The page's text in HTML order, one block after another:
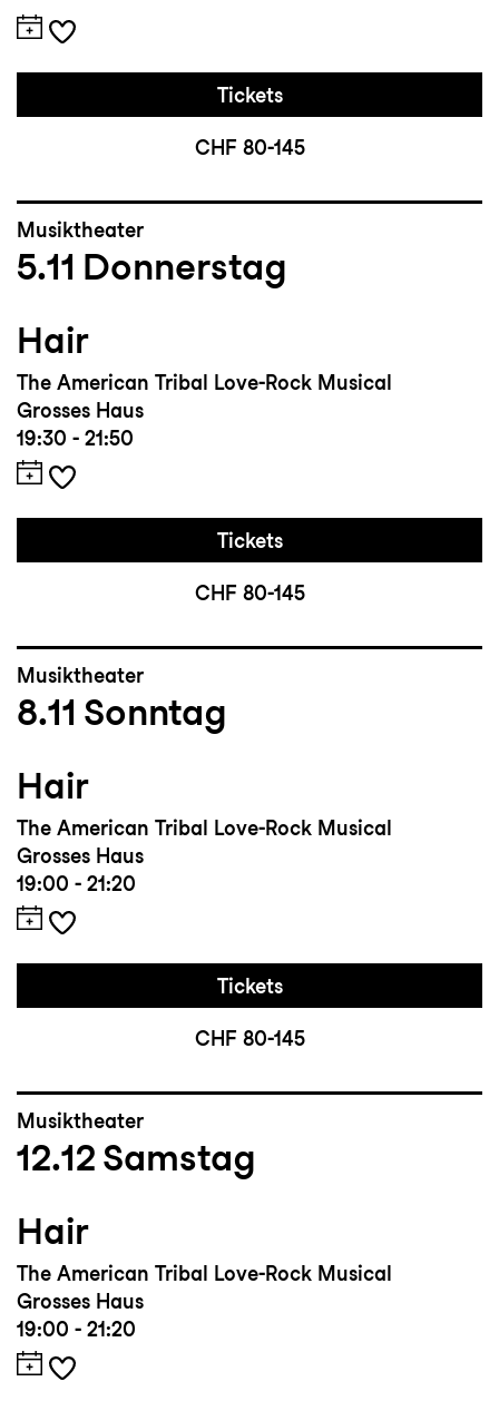
Tickets
CHF 80-145
Musiktheater
5.11 Donnerstag
Hair
The American Tribal Love-Rock Musical
Grosses Haus
19:30 - 21:50
Tickets
CHF 80-145
Musiktheater
8.11 Sonntag
Hair
The American Tribal Love-Rock Musical
Grosses Haus
19:00 - 21:20
Tickets
CHF 80-145
Musiktheater
12.12 Samstag
Hair
The American Tribal Love-Rock Musical
Grosses Haus
19:00 - 21:20